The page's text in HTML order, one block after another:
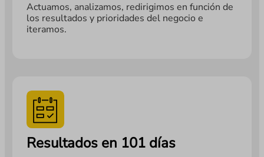
Actuamos, analizamos, redirigimos en función de
los resultados y prioridades del negocio e
iteramos.
Resultados en 101 días